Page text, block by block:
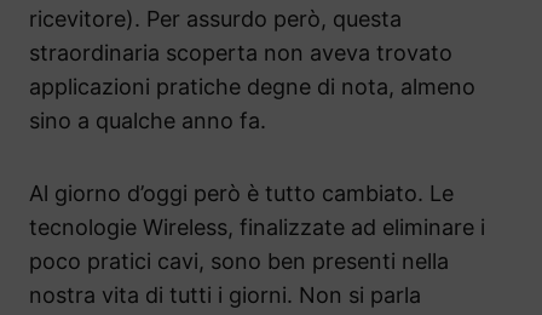
ricevitore). Per assurdo però, questa
straordinaria scoperta non aveva trovato
applicazioni pratiche degne di nota, almeno
sino a qualche anno fa.
Al giorno d’oggi però è tutto cambiato. Le
tecnologie Wireless, finalizzate ad eliminare i
poco pratici cavi, sono ben presenti nella
nostra vita di tutti i giorni. Non si parla